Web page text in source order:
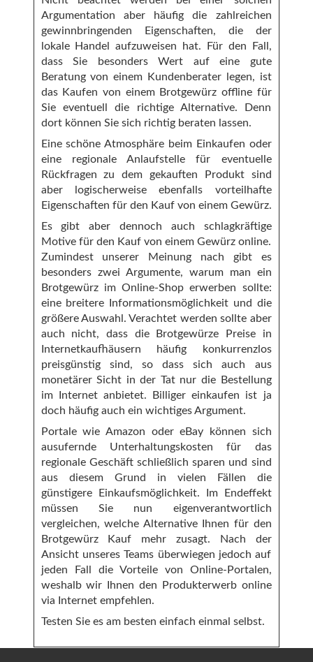
Argumentation aber häufig die zahlreichen
gewinnbringenden Eigenschaften, die der
lokale Handel aufzuweisen hat. Für den Fall,
dass Sie besonders Wert auf eine gute
Beratung von einem Kundenberater legen, ist
das Kaufen von einem Brotgewürz offline für
Sie eventuell die richtige Alternative. Denn
dort können Sie sich richtig beraten lassen.
Eine schöne Atmosphäre beim Einkaufen oder
eine regionale Anlaufstelle für eventuelle
Rückfragen zu dem gekauften Produkt sind
aber logischerweise ebenfalls vorteilhafte
Eigenschaften für den Kauf von einem Gewürz.
Es gibt aber dennoch auch schlagkräftige
Motive für den Kauf von einem Gewürz online.
Zumindest unserer Meinung nach gibt es
besonders zwei Argumente, warum man ein
Brotgewürz im Online-Shop erwerben sollte:
eine breitere Informationsmöglichkeit und die
größere Auswahl. Verachtet werden sollte aber
auch nicht, dass die Brotgewürze Preise in
Internetkaufhäusern häufig konkurrenzlos
preisgünstig sind, so dass sich auch aus
monetärer Sicht in der Tat nur die Bestellung
im Internet anbietet. Billiger einkaufen ist ja
doch häufig auch ein wichtiges Argument.
Portale wie Amazon oder eBay können sich
ausufernde Unterhaltungskosten für das
regionale Geschäft schließlich sparen und sind
aus diesem Grund in vielen Fällen die
günstigere Einkaufsmöglichkeit. Im Endeffekt
müssen Sie nun eigenverantwortlich
vergleichen, welche Alternative Ihnen für den
Brotgewürz Kauf mehr zusagt. Nach der
Ansicht unseres Teams überwiegen jedoch auf
jeden Fall die Vorteile von Online-Portalen,
weshalb wir Ihnen den Produkterwerb online
via Internet empfehlen.
Testen Sie es am besten einfach einmal selbst.